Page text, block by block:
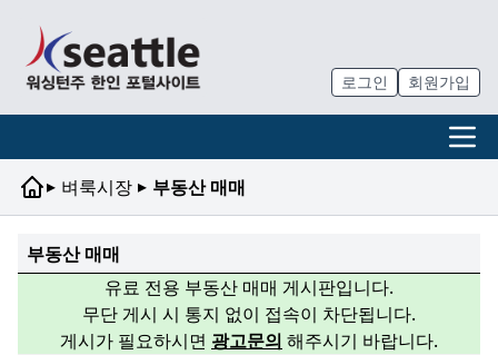
로그인 회원가입
▸ 벼룩시장 ▸ 부동산 매매
부동산 매매
유료 전용 부동산 매매 게시판입니다.
무단 게시 시 통지 없이 접속이 차단됩니다.
게시가 필요하시면 광고문의 해주시기 바랍니다.